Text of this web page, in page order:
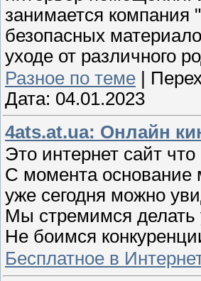
занимается компания
безопасных
уходе от различного
Разное по теме |
Дата: 04.01.2023
4ats.at.ua: Онлайн
Это интернет сайт
С момента основание
уже сегодня можно
Мы стремимся делать
Не боимся
Бесплатное в